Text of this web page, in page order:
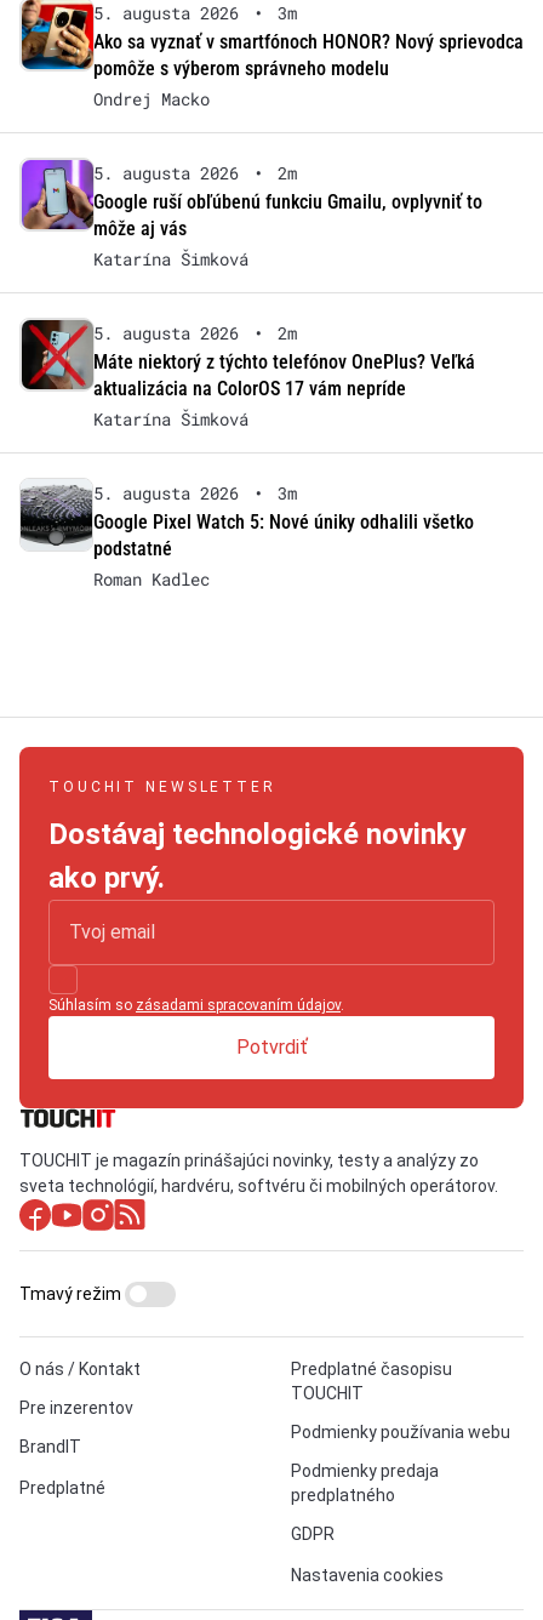
5. augusta 2026 •
3m
Ako sa vyznať v smartfónoch HONOR? Nový sprievodca
pomôže s výberom správneho modelu
Ondrej Macko
5. augusta 2026 •
2m
Google ruší obľúbenú funkciu Gmailu, ovplyvniť to
môže aj vás
Katarína Šimková
5. augusta 2026 •
2m
Máte niektorý z týchto telefónov OnePlus? Veľká
aktualizácia na ColorOS 17 vám nepríde
Katarína Šimková
5. augusta 2026 •
3m
Google Pixel Watch 5: Nové úniky odhalili všetko
podstatné
Roman Kadlec
TOUCHIT NEWSLETTER
Dostávaj technologické novinky
ako prvý.
Súhlasím so zásadami spracovaním údajov.
Potvrdiť
TOUCHIT je magazín prinášajúci novinky, testy a analýzy zo
sveta technológií, hardvéru, softvéru či mobilných operátorov.
O nás / Kontakt
Pre inzerentov
BrandIT
Predplatné
Predplatné časopisu
TOUCHIT
Podmienky používania webu
Podmienky predaja
predplatného
GDPR
Nastavenia cookies
Tmavý režim